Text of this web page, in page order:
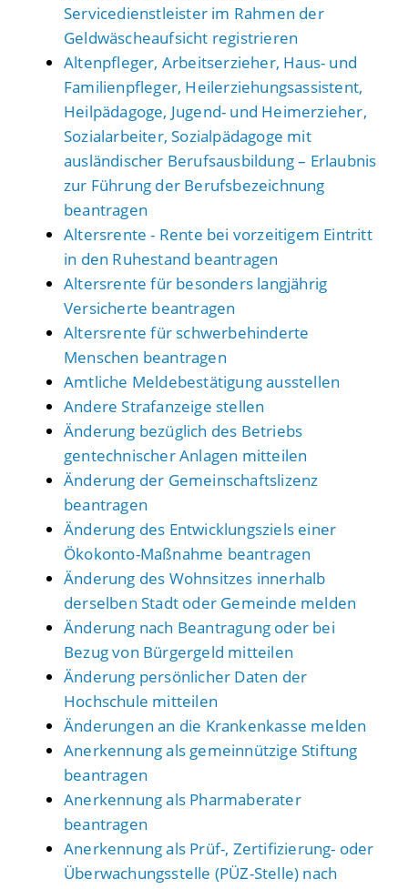
Servicedienstleister im Rahmen der
Geldwäscheaufsicht registrieren
Altenpfleger, Arbeitserzieher, Haus- und
Familienpfleger, Heilerziehungsassistent,
Heilpädagoge, Jugend- und Heimerzieher,
Sozialarbeiter, Sozialpädagoge mit
ausländischer Berufsausbildung – Erlaubnis
zur Führung der Berufsbezeichnung
beantragen
Altersrente - Rente bei vorzeitigem Eintritt
in den Ruhestand beantragen
Altersrente für besonders langjährig
Versicherte beantragen
Altersrente für schwerbehinderte
Menschen beantragen
Amtliche Meldebestätigung ausstellen
Andere Strafanzeige stellen
Änderung bezüglich des Betriebs
gentechnischer Anlagen mitteilen
Änderung der Gemeinschaftslizenz
beantragen
Änderung des Entwicklungsziels einer
Ökokonto-Maßnahme beantragen
Änderung des Wohnsitzes innerhalb
derselben Stadt oder Gemeinde melden
Änderung nach Beantragung oder bei
Bezug von Bürgergeld mitteilen
Änderung persönlicher Daten der
Hochschule mitteilen
Änderungen an die Krankenkasse melden
Anerkennung als gemeinnützige Stiftung
beantragen
Anerkennung als Pharmaberater
beantragen
Anerkennung als Prüf-, Zertifizierung- oder
Überwachungsstelle (PÜZ-Stelle) nach